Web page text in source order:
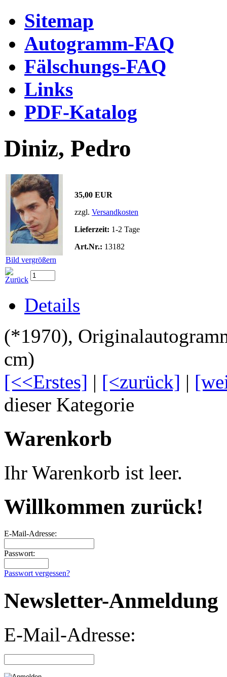
Sitemap
Autogramm-FAQ
Fälschungs-FAQ
Links
PDF-Katalog
Diniz, Pedro
Bild vergrößern
35,00 EUR
zzgl. Versandkosten
Lieferzeit: 1-2 Tage
Art.Nr.: 13182
Details
(*1970),
cm)
[<<Erstes] | [<zurück] |
dieser Kategorie
Warenkorb
Ihr Warenkorb ist leer.
Willkommen zurück!
E-Mail-Adresse:
Passwort:
Passwort vergessen?
Newsletter-Anmeldung
E-Mail-Adresse: